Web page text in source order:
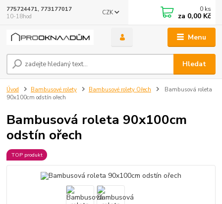
Menu
CZK
Hledat
775724471, 773177017
10-18hod
0 ks
za 0,00 Kč
Úvod Bambusové rolety Bambusové rolety Ořech
Bambusová roleta
90x100cm odstín ořech
Bambusová roleta 90x100cm
odstín ořech
TOP produkt